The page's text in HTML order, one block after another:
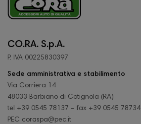
CO.RA. S.p.A.
P. IVA 00225830397
Sede amministrativa e stabilimento
Via Corriera 14
48033 Barbiano di Cotignola (RA)
tel +39 0545 78137 - fax +39 0545 78734
PEC coraspa@pec.it